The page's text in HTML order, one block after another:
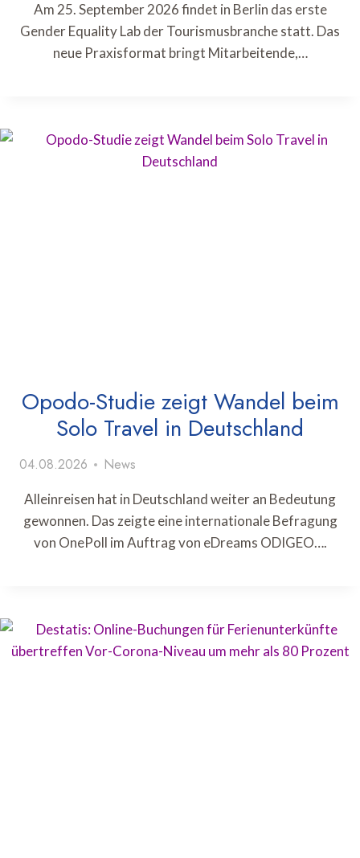
Am 25. September 2026 findet in Berlin das erste
Gender Equality Lab der Tourismusbranche statt. Das
neue Praxisformat bringt Mitarbeitende,…
Opodo-Studie zeigt Wandel beim
Solo Travel in Deutschland
04.08.2026 News
Alleinreisen hat in Deutschland weiter an Bedeutung
gewonnen. Das zeigte eine internationale Befragung
von OnePoll im Auftrag von eDreams ODIGEO….